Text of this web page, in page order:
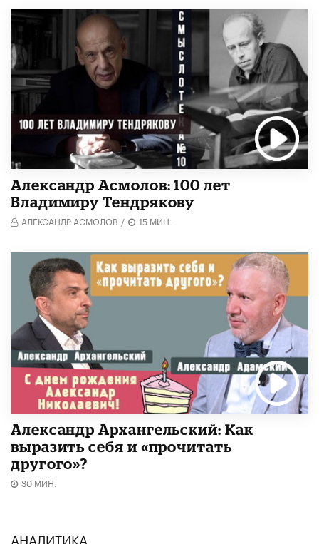
Александр Асмолов: 100 лет
Владимиру Тендрякову
АЛЕКСАНДР АСМОЛОВ / 15 МИН.
Александр Архангельский: Как
выразить себя и «прочитать
другого»?
30 МИН.
АНАЛИТИКА